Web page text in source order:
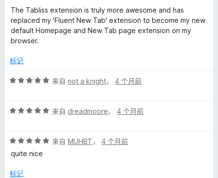
The Tabliss extension is truly more awesome and has
replaced my 'Fluent New Tab' extension to become my new
default Homepage and New Tab page extension on my
browser.
标记
评
/
来自 not a knight， 4 个月前
评
/
5
来自 dreadmoore， 4 个月前
评
分
/
来自 MUHBT， 4 个月前
quite nice
标记